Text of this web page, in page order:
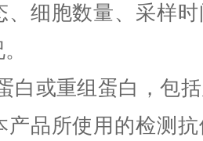
、细胞数量、采样
白或重组蛋白，包
产品所使用的检测